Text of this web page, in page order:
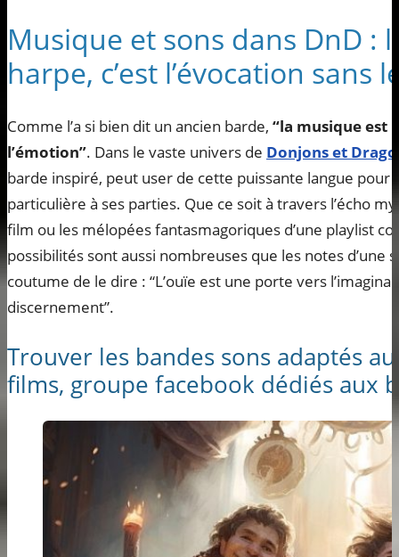
Musique et sons dans DnD :
harpe, c’est l’évocation sans
Comme l’a si bien dit un ancien barde, “la musique est
l’émotion”. Dans le vaste univers de Donjons et
barde inspiré, peut user de cette puissante langue
particulière à ses parties. Que ce soit à travers l’écho
film ou les mélopées fantasmagoriques d’une playlist
possibilités sont aussi nombreuses que les notes d’une
coutume de le dire : “L’ouïe est une porte vers
discernement”.
Trouver les bandes sons adaptés
films, groupe facebook dédiés aux